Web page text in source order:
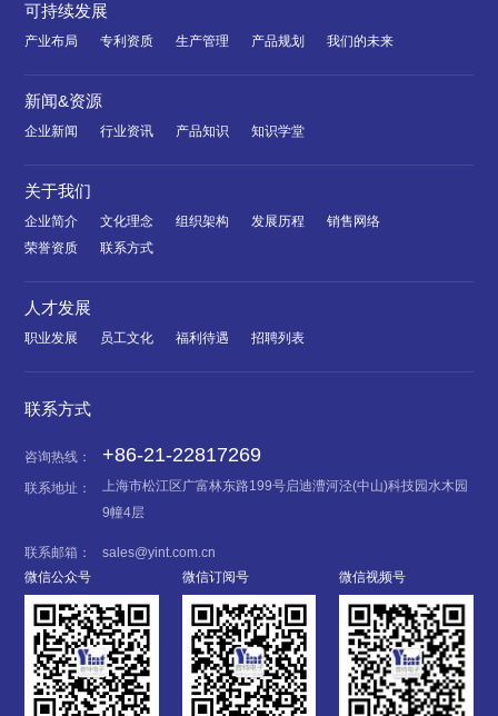
可持续发展
产业布局 专利资质 生产管理 产品规划 我们的未来
新闻&资源
企业新闻 行业资讯 产品知识 知识学堂
关于我们
企业简介 文化理念 组织架构 发展历程
销售网络
荣誉资质
联系方式
人才发展
职业发展 员工文化 福利待遇 招聘列表
联系方式
咨询热线： +86-21-22817269
联系地址：
上海市松江区广富林东路199号启迪漕河泾(中山)科技园水木园
9幢4层
联系邮箱：
sales@yint.com.cn
微信公众号
微信订阅号 微信视频号